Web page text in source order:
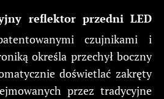
reflektor przedni LED
czujnikami i
określa przechył boczny
doświetlać zakręty
przez tradycyjne